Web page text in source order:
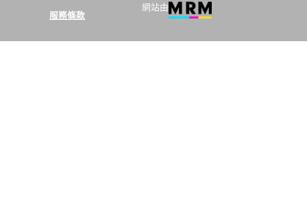
服務條款
網站由